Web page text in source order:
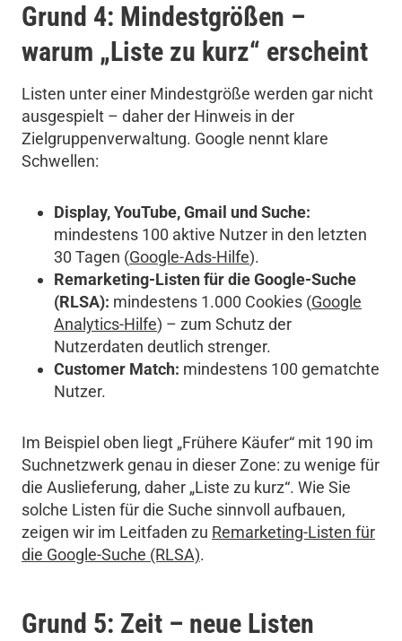
Grund 4: Mindestgrößen –
warum „Liste zu kurz“ erscheint
Listen unter einer Mindestgröße werden gar nicht
ausgespielt – daher der Hinweis in der
Zielgruppenverwaltung. Google nennt klare
Schwellen:
Display, YouTube, Gmail und Suche:
mindestens 100 aktive Nutzer in den letzten
30 Tagen (Google-Ads-Hilfe).
Remarketing-Listen für die Google-Suche
(RLSA): mindestens 1.000 Cookies (Google
Analytics-Hilfe) – zum Schutz der
Nutzerdaten deutlich strenger.
Customer Match: mindestens 100 gematchte
Nutzer.
Im Beispiel oben liegt „Frühere Käufer“ mit 190 im
Suchnetzwerk genau in dieser Zone: zu wenige für
die Auslieferung, daher „Liste zu kurz“. Wie Sie
solche Listen für die Suche sinnvoll aufbauen,
zeigen wir im Leitfaden zu Remarketing-Listen für
die Google-Suche (RLSA).
Grund 5: Zeit – neue Listen